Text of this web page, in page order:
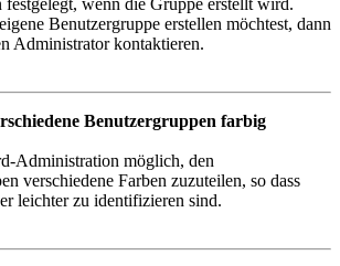
Benutzergruppe erstellen möchtest, dann
Administrator kontaktieren.
Benutzergruppen farbig
Administration möglich, den
verschiedene Farben zuzuteilen, so dass
leichter zu identifizieren sind.